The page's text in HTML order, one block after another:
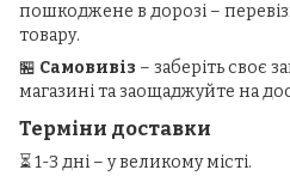
пошкоджене в дорозі –
товару.
🏪 Самовивіз – заберіть своє
магазині та заощаджуйте на
Терміни доставки
⏳ 1-3 дні – у великому місті.